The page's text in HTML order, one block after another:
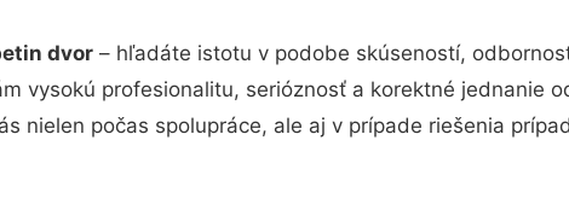
dvor – hľadáte istotu v podobe skúseností,
vysokú profesionalitu, serióznosť a korektné jednanie
nielen počas spolupráce, ale aj v prípade riešenia